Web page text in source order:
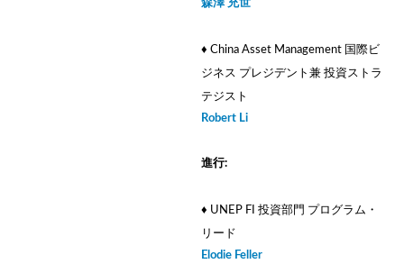
森澤 充世
♦ China Asset Management 国際ビ
ジネス プレジデント兼 投資ストラ
テジスト
Robert Li
進行:
♦ UNEP FI 投資部門 プログラム・
リード
Elodie Feller